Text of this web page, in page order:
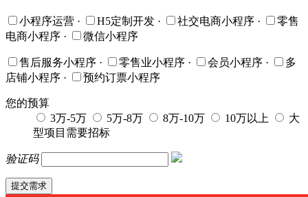
小程序运营 · H5定制开发 · 社交电商小程序 ·
零售
电商小程序 · 微信小程序
售后服务小程序 · 零售业小程序 · 会员小程序 ·
多
店铺小程序 · 预约订票小程序
您的预算
3万-5万
5万-8万 8万-10万 10万以上
大
型项目需要招标
验证码